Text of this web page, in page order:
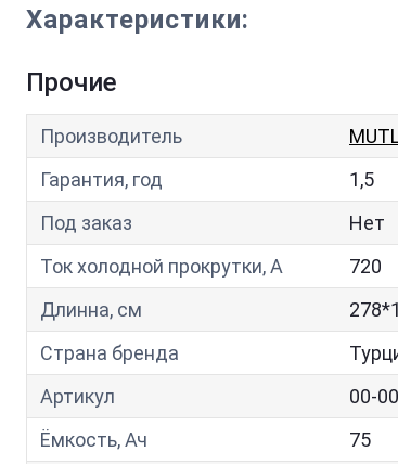
Характеристики:
Прочие
Производитель
Гарантия, год
1,5
Под заказ
Нет
Ток холодной прокрутки, A
720
Длинна, см
Страна бренда
Артикул
00-
Ёмкость, Ач
75